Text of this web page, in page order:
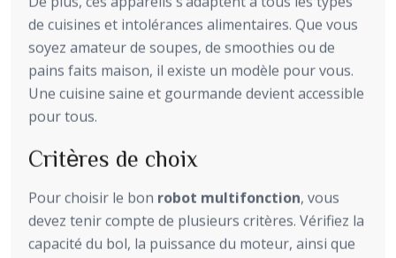
de cuisines et intolérances alimentaires. Que vous
soyez amateur de soupes, de smoothies ou de
pains faits maison, il existe un modèle pour vous.
Une cuisine saine et gourmande devient accessible
pour tous.
Critères de choix
Pour choisir le bon robot multifonction, vous
devez tenir compte de plusieurs critères. Vérifiez la
capacité du bol, la puissance du moteur, ainsi que